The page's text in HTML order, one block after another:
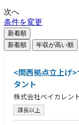
次へ
条件を変更
新着順
新着順
年収が高い順
<関西拠点立上げ
タント
株式会社ベイカレン
課長以上